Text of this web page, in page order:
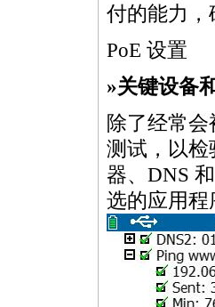
付的能力
PoE 设置
»关键设备
除了经常会
测试，以检
器、DNS
选的应用程